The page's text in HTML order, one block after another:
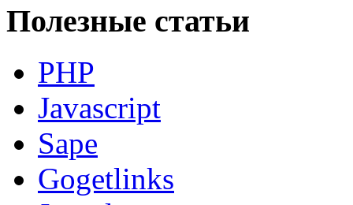
Полезные статьи
PHP
Javascript
Sape
Gogetlinks